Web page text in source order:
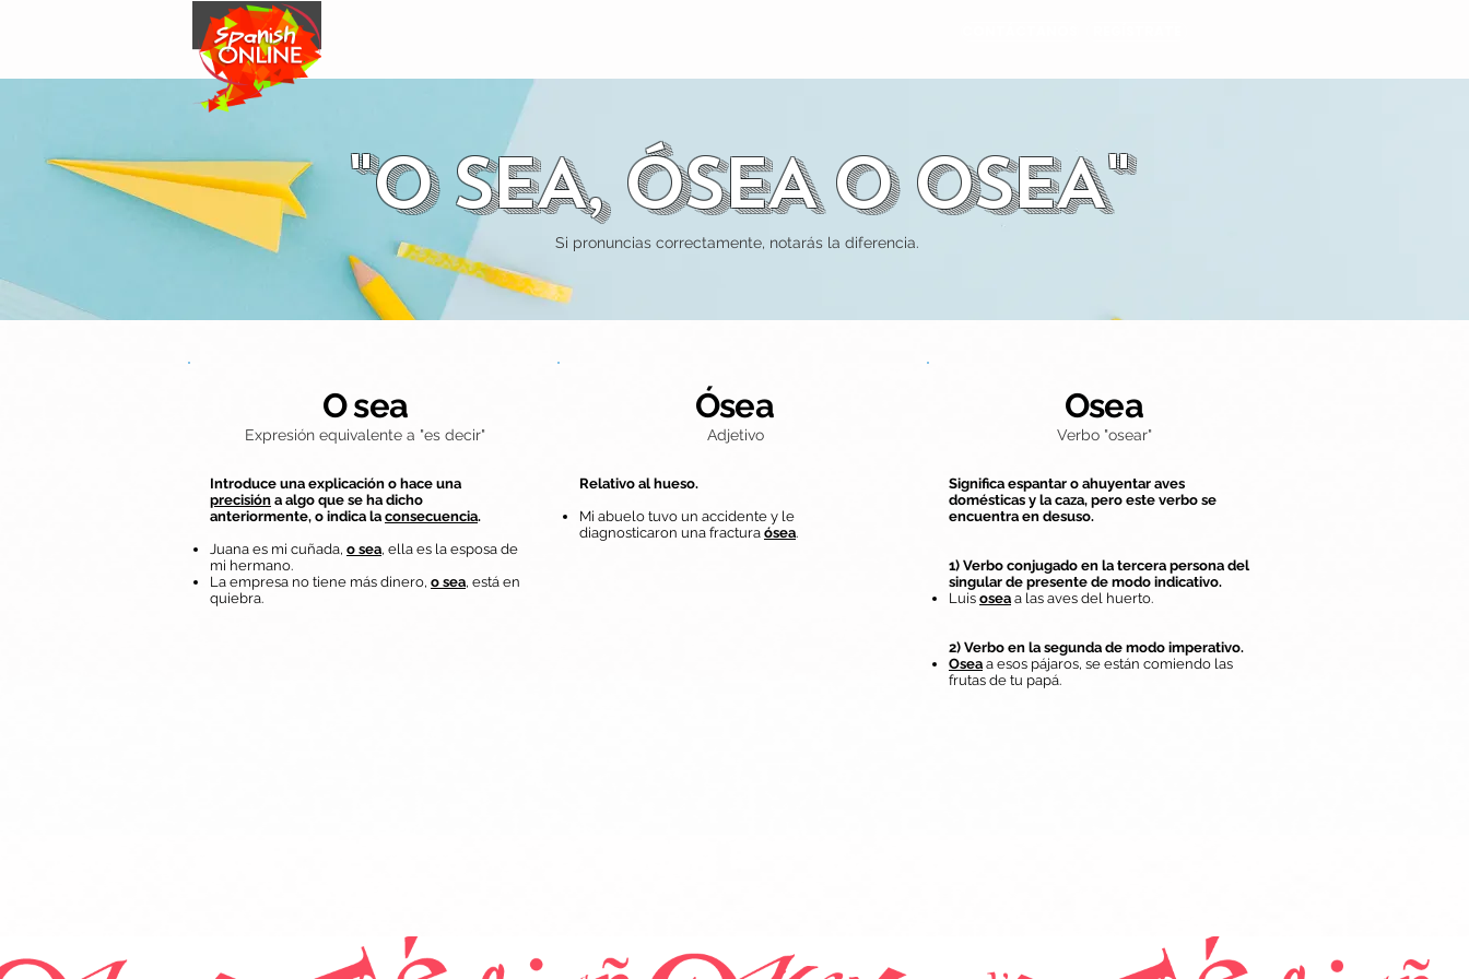
"O SEA, ÓSEA O OSEA"
Si pronuncias correctamente, notarás la diferencia.
O sea
Expresión equivalente a "es decir"
Introduce una explicación o hace una
precisión a algo que se ha dicho
anteriormente, o indica la consecuencia.
Juana es mi cuñada, o sea, ella es la esposa de
mi hermano.
La empresa no tiene más dinero, o sea, está en
quiebra.
Ósea
Adjetivo
Relativo al hueso.
Mi abuelo tuvo un accidente y le
diagnosticaron una fractura ósea.
Osea
Verbo "osear"
Significa espantar o ahuyentar aves
domésticas y la caza, pero este verbo se
encuentra en desuso.
1) Verbo conjugado en la tercera persona del
singular de presente de modo indicativo.
Luis osea a las aves del huerto.
2) Verbo en la segunda de modo imperativo.
Osea a esos pájaros, se están comiendo las
frutas de tu papá.